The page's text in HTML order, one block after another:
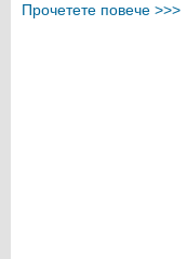
Прочетете повече >>>